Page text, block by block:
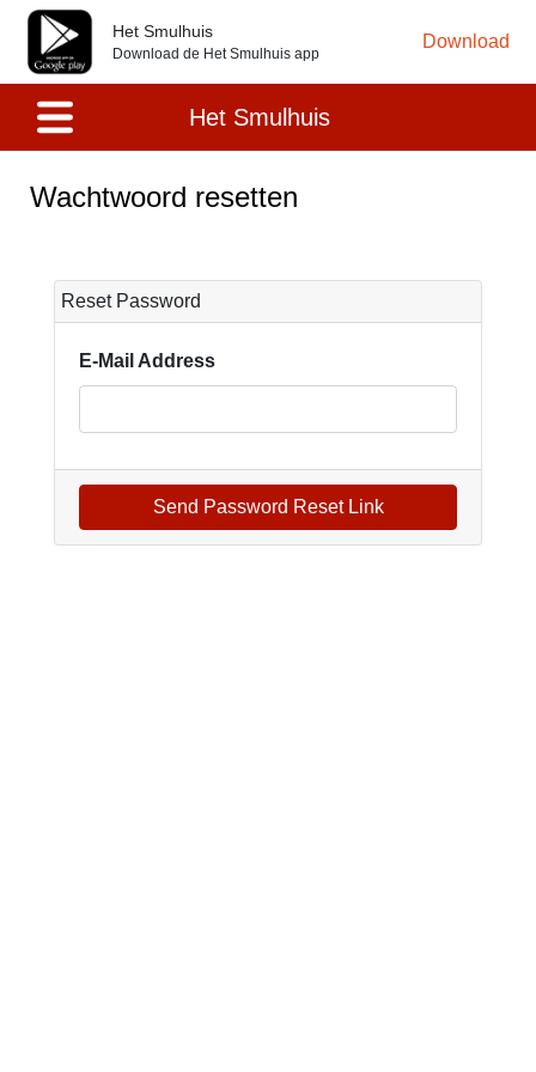
Het Smulhuis
Download de Het Smulhuis app
Download
Het Smulhuis
Wachtwoord resetten
Reset Password
E-Mail Address
Send Password Reset Link